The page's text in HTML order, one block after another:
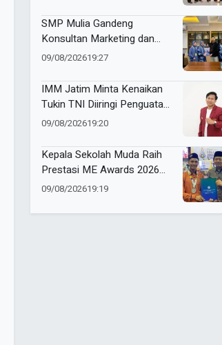
SMP Mulia Gandeng
Konsultan Marketing dan
Branding, Strategi Baru
09/08/202619:27
IMM Jatim Minta Kenaikan
Tukin TNI Diiringi Penguatan
Kesejahteraan Guru
09/08/202619:20
Kepala Sekolah Muda Raih
Prestasi ME Awards 2026
dan Borong 6 Medali
09/08/202619:19